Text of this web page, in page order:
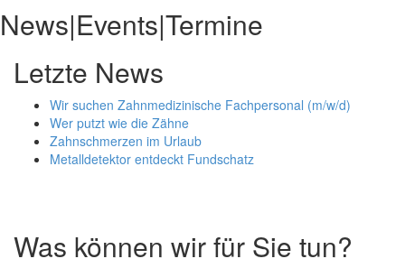
News|Events|Termine
Letzte News
Wir suchen Zahnmedizinische Fachpersonal (m/w/d)
Wer putzt wie die Zähne
Zahnschmerzen im Urlaub
Metalldetektor entdeckt Fundschatz
Was können wir für Sie tun?